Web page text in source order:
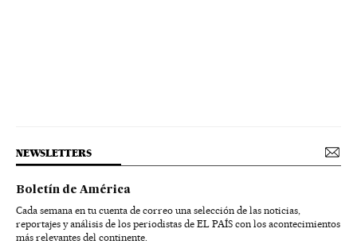
NEWSLETTERS
Boletín de América
Cada semana en tu cuenta de correo una selección de las noticias,
reportajes y análisis de los periodistas de EL PAÍS con los acontecimientos
más relevantes del continente.